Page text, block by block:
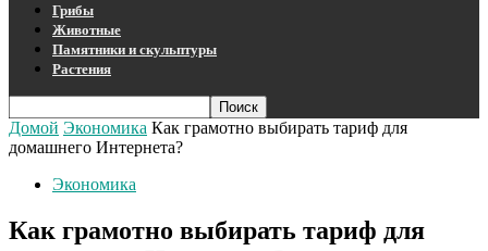
Грибы
Животные
Памятники и скульптуры
Растения
Домой Экономика Как грамотно выбирать тариф для
домашнего Интернета?
Экономика
Как грамотно выбирать тариф для